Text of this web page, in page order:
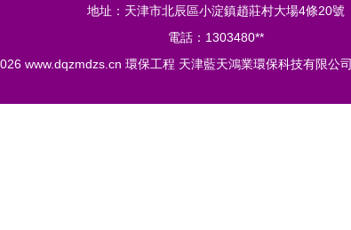
地址：天津市北辰區小淀鎮趙莊村大場4條20號
電話：1303480**
www.dqzmdzs.cn 環保工程 天津藍天鴻業環保科技有限公司